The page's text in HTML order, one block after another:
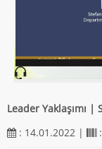
Leader Yaklaşımı
: 14.01.2022 |
: